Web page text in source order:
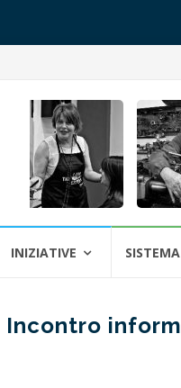
INIZIATIVE SISTEMA
Incontro